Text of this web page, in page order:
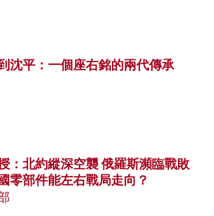
沈平：一個座右銘的兩代傳承
：北約縱深空襲 俄羅斯瀕臨戰敗
零部件能左右戰局走向？